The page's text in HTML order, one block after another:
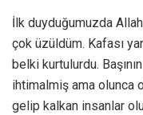
İlk duyduğumuzda
çok üzüldüm. Kafası
belki kurtulurdu.
ihtimalmiş ama olunca
gelip kalkan insanlar